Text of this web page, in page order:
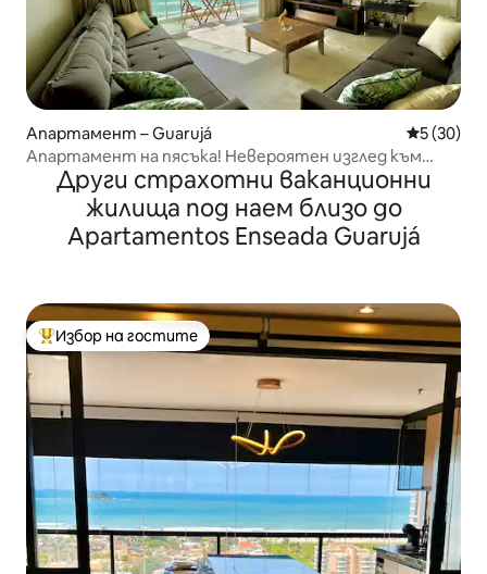
Апартамент – Guarujá Средна
5 (30)
Апартамент на пясъка! Невероятен изглед към
морето
Други страхотни ваканционни
жилища под наем близо до
Apartamentos Enseada Guarujá
Най-популярен избор на гостите
Избор на гостите